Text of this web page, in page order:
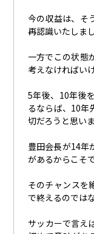
今の収益は、そ
再認識いたしまし
一方でこの状態
考えなければい
5年後、10年後
るならば、10年
切だろうと思いま
豊田会長が14年
があるからこそ
そのチャンスを
で終えるのでは
サッカーで言え